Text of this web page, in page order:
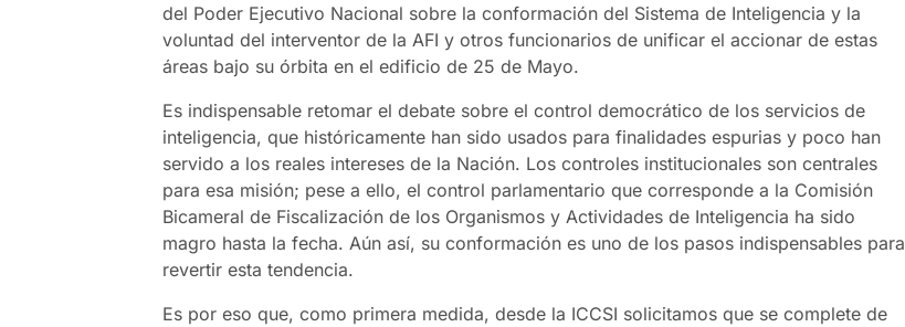
del Poder Ejecutivo Nacional sobre la conformación del Sistema de Inteligencia y la
voluntad del interventor de la AFI y otros funcionarios de unificar el accionar de estas
áreas bajo su órbita en el edificio de 25 de Mayo.
Es indispensable retomar el debate sobre el control democrático de los servicios de
inteligencia, que históricamente han sido usados para finalidades espurias y poco han
servido a los reales intereses de la Nación. Los controles institucionales son centrales
para esa misión; pese a ello, el control parlamentario que corresponde a la Comisión
Bicameral de Fiscalización de los Organismos y Actividades de Inteligencia ha sido
magro hasta la fecha. Aún así, su conformación es uno de los pasos indispensables para
revertir esta tendencia.
Es por eso que, como primera medida, desde la ICCSI solicitamos que se complete de